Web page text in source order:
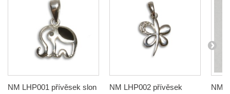
NM LHP001 přívěsek slon
NM LHP002 přívěsek
NM